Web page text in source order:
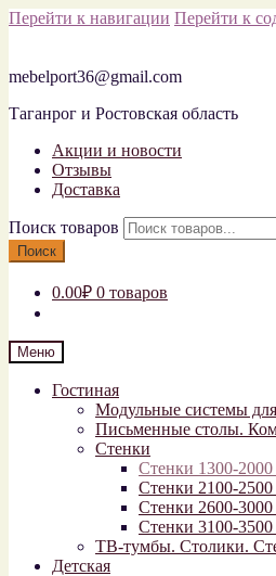
Перейти к навигации Перейти к
mebelport36@gmail.com
Таганрог и Ростовская область
Акции и новости
Отзывы
Доставка
Поиск товаров
Поиск
0.00₽ 0 товаров
Меню
Гостиная
Модульные системы
Письменные столы.
Стенки
Стенки 1300-
Стенки 2100-
Стенки 2600-
Стенки 3100-
ТВ-тумбы. Столики.
Детская